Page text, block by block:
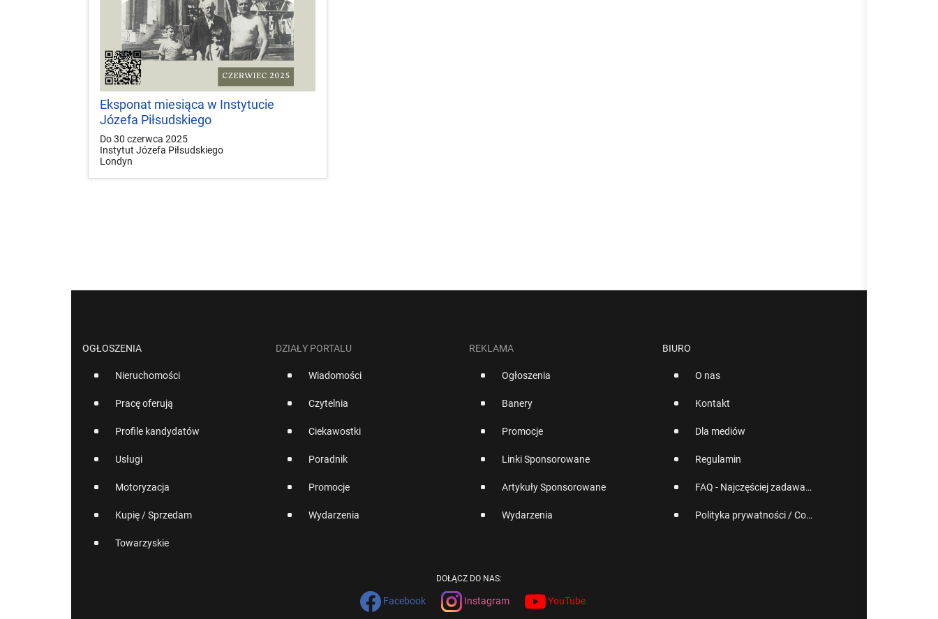
Eksponat miesiąca w Instytucie
Józefa Piłsudskiego
Do 30 czerwca 2025
Instytut Józefa Piłsudskiego
Londyn
OGŁOSZENIA
Nieruchomości
Pracę oferują
Profile kandydatów
Usługi
Motoryzacja
Kupię / Sprzedam
Towarzyskie
DZIAŁY PORTALU
Wiadomości
Czytelnia
Ciekawostki
Poradnik
Promocje
Wydarzenia
REKLAMA
Ogłoszenia
Banery
Promocje
Linki Sponsorowane
Artykuły Sponsorowane
Wydarzenia
BIURO
O nas
Kontakt
Dla mediów
Regulamin
FAQ - Najczęściej zadawane pytania
Polityka prywatności / Cookies
DOŁĄCZ DO NAS:
Facebook Instagram YouTube